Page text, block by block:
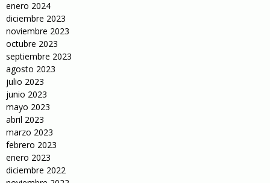
enero 2024
diciembre 2023
noviembre 2023
octubre 2023
septiembre 2023
agosto 2023
julio 2023
junio 2023
mayo 2023
abril 2023
marzo 2023
febrero 2023
enero 2023
diciembre 2022